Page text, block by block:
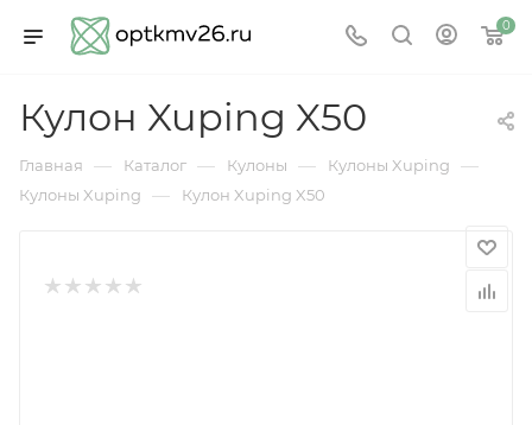
0
Кулон Xuping X50
Главная — Каталог — Кулоны — Кулоны Xuping —
Кулоны Xuping — Кулон Xuping X50